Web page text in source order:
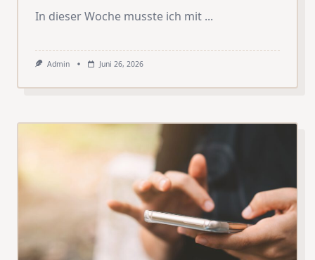
In dieser Woche musste ich mit ...
Admin Juni 26, 2026